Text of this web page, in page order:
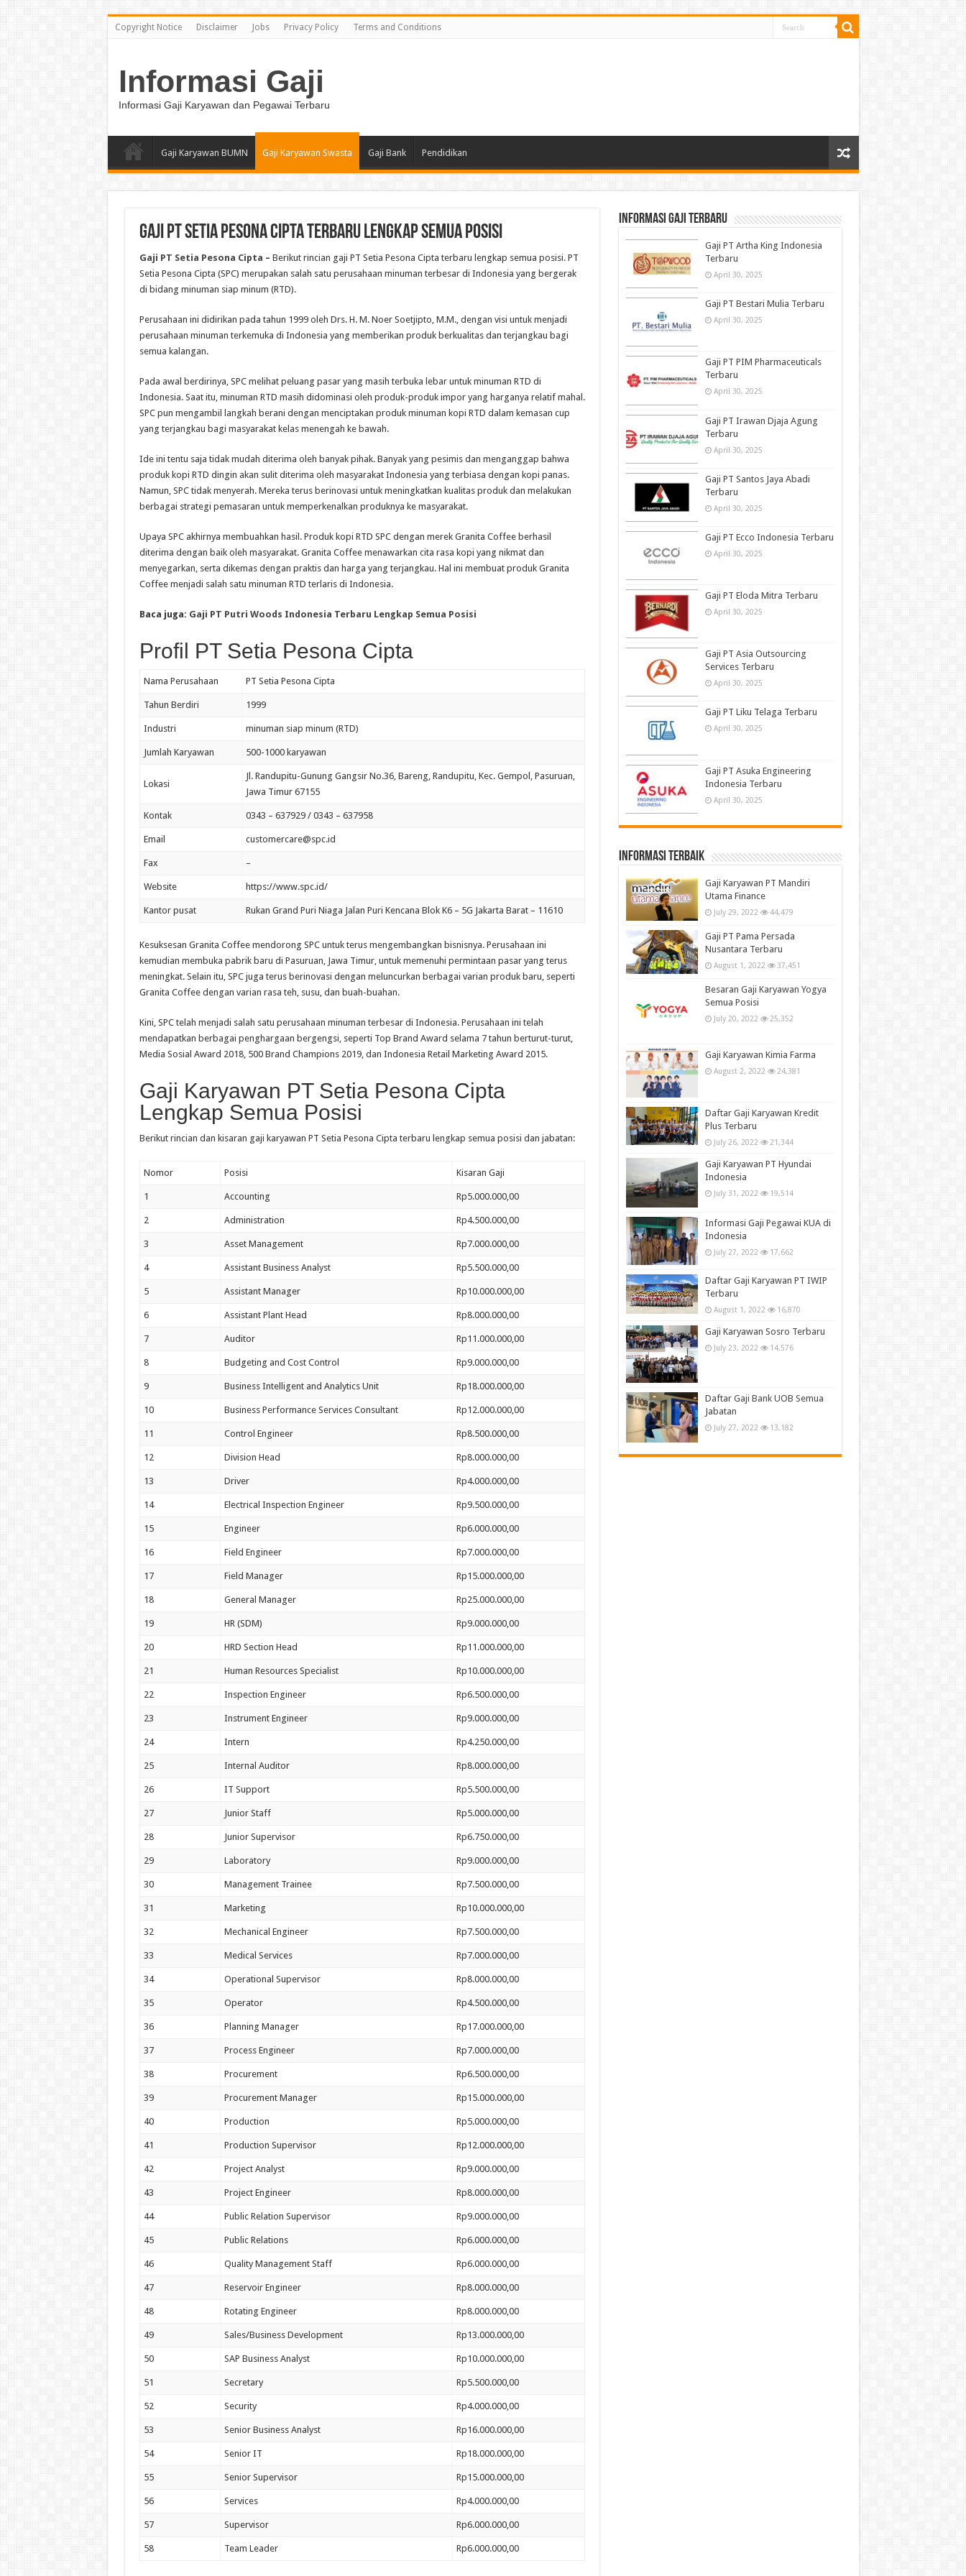
Copyright Notice Disclaimer Jobs Privacy Policy Terms and Conditions
Informasi Gaji
Informasi Gaji Karyawan dan Pegawai Terbaru
Gaji Karyawan BUMN Gaji Karyawan Swasta Gaji Bank Pendidikan
Gaji PT Setia Pesona Cipta Terbaru Lengkap Semua Posisi
Gaji PT Setia Pesona Cipta – Berikut rincian gaji PT Setia Pesona Cipta terbaru lengkap semua posisi. PT
Setia Pesona Cipta (SPC) merupakan salah satu perusahaan minuman terbesar di Indonesia yang bergerak
di bidang minuman siap minum (RTD).
Perusahaan ini didirikan pada tahun 1999 oleh Drs. H. M. Noer Soetjipto, M.M., dengan visi untuk menjadi
perusahaan minuman terkemuka di Indonesia yang memberikan produk berkualitas dan terjangkau bagi
semua kalangan.
Pada awal berdirinya, SPC melihat peluang pasar yang masih terbuka lebar untuk minuman RTD di
Indonesia. Saat itu, minuman RTD masih didominasi oleh produk-produk impor yang harganya relatif mahal.
SPC pun mengambil langkah berani dengan menciptakan produk minuman kopi RTD dalam kemasan cup
yang terjangkau bagi masyarakat kelas menengah ke bawah.
Ide ini tentu saja tidak mudah diterima oleh banyak pihak. Banyak yang pesimis dan menganggap bahwa
produk kopi RTD dingin akan sulit diterima oleh masyarakat Indonesia yang terbiasa dengan kopi panas.
Namun, SPC tidak menyerah. Mereka terus berinovasi untuk meningkatkan kualitas produk dan melakukan
berbagai strategi pemasaran untuk memperkenalkan produknya ke masyarakat.
Upaya SPC akhirnya membuahkan hasil. Produk kopi RTD SPC dengan merek Granita Coffee berhasil
diterima dengan baik oleh masyarakat. Granita Coffee menawarkan cita rasa kopi yang nikmat dan
menyegarkan, serta dikemas dengan praktis dan harga yang terjangkau. Hal ini membuat produk Granita
Coffee menjadi salah satu minuman RTD terlaris di Indonesia.
Baca juga: Gaji PT Putri Woods Indonesia Terbaru Lengkap Semua Posisi
Profil PT Setia Pesona Cipta
Nama Perusahaan PT Setia Pesona Cipta
Tahun Berdiri 1999
Industri minuman siap minum (RTD)
Jumlah Karyawan 500-1000 karyawan
Lokasi
Jl. Randupitu-Gunung Gangsir No.36, Bareng, Randupitu, Kec. Gempol, Pasuruan,
Jawa Timur 67155
Kontak 0343 – 637929 / 0343 – 637958
Email customercare@spc.id
Fax –
Website https://www.spc.id/
Kantor pusat Rukan Grand Puri Niaga Jalan Puri Kencana Blok K6 – 5G Jakarta Barat – 11610
Kesuksesan Granita Coffee mendorong SPC untuk terus mengembangkan bisnisnya. Perusahaan ini
kemudian membuka pabrik baru di Pasuruan, Jawa Timur, untuk memenuhi permintaan pasar yang terus
meningkat. Selain itu, SPC juga terus berinovasi dengan meluncurkan berbagai varian produk baru, seperti
Granita Coffee dengan varian rasa teh, susu, dan buah-buahan.
Kini, SPC telah menjadi salah satu perusahaan minuman terbesar di Indonesia. Perusahaan ini telah
mendapatkan berbagai penghargaan bergengsi, seperti Top Brand Award selama 7 tahun berturut-turut,
Media Sosial Award 2018, 500 Brand Champions 2019, dan Indonesia Retail Marketing Award 2015.
Gaji Karyawan PT Setia Pesona Cipta
Lengkap Semua Posisi
Berikut rincian dan kisaran gaji karyawan PT Setia Pesona Cipta terbaru lengkap semua posisi dan jabatan:
Nomor Posisi Kisaran Gaji
1 Accounting Rp5.000.000,00
2 Administration Rp4.500.000,00
3 Asset Management Rp7.000.000,00
4 Assistant Business Analyst Rp5.500.000,00
5 Assistant Manager Rp10.000.000,00
6 Assistant Plant Head Rp8.000.000,00
7 Auditor Rp11.000.000,00
8 Budgeting and Cost Control Rp9.000.000,00
9 Business Intelligent and Analytics Unit Rp18.000.000,00
10 Business Performance Services Consultant Rp12.000.000,00
11 Control Engineer Rp8.500.000,00
12 Division Head Rp8.000.000,00
13 Driver Rp4.000.000,00
14 Electrical Inspection Engineer Rp9.500.000,00
15 Engineer Rp6.000.000,00
16 Field Engineer Rp7.000.000,00
17 Field Manager Rp15.000.000,00
18 General Manager Rp25.000.000,00
19 HR (SDM) Rp9.000.000,00
20 HRD Section Head Rp11.000.000,00
21 Human Resources Specialist Rp10.000.000,00
22 Inspection Engineer Rp6.500.000,00
23 Instrument Engineer Rp9.000.000,00
24 Intern Rp4.250.000,00
25 Internal Auditor Rp8.000.000,00
26 IT Support Rp5.500.000,00
27 Junior Staff Rp5.000.000,00
28 Junior Supervisor Rp6.750.000,00
29 Laboratory Rp9.000.000,00
30 Management Trainee Rp7.500.000,00
31 Marketing Rp10.000.000,00
32 Mechanical Engineer Rp7.500.000,00
33 Medical Services Rp7.000.000,00
34 Operational Supervisor Rp8.000.000,00
35 Operator Rp4.500.000,00
36 Planning Manager Rp17.000.000,00
37 Process Engineer Rp7.000.000,00
38 Procurement Rp6.500.000,00
39 Procurement Manager Rp15.000.000,00
40 Production Rp5.000.000,00
41 Production Supervisor Rp12.000.000,00
42 Project Analyst Rp9.000.000,00
43 Project Engineer Rp8.000.000,00
44 Public Relation Supervisor Rp9.000.000,00
45 Public Relations Rp6.000.000,00
46 Quality Management Staff Rp6.000.000,00
47 Reservoir Engineer Rp8.000.000,00
48 Rotating Engineer Rp8.000.000,00
49 Sales/Business Development Rp13.000.000,00
50 SAP Business Analyst Rp10.000.000,00
51 Secretary Rp5.500.000,00
52 Security Rp4.000.000,00
53 Senior Business Analyst Rp16.000.000,00
54 Senior IT Rp18.000.000,00
55 Senior Supervisor Rp15.000.000,00
56 Services Rp4.000.000,00
57 Supervisor Rp6.000.000,00
58 Team Leader Rp6.000.000,00
informasi gaji terbaru
Gaji PT Artha King Indonesia
Terbaru
April 30, 2025
Gaji PT Bestari Mulia Terbaru
April 30, 2025
Gaji PT PIM Pharmaceuticals
Terbaru
April 30, 2025
Gaji PT Irawan Djaja Agung
Terbaru
April 30, 2025
Gaji PT Santos Jaya Abadi
Terbaru
April 30, 2025
Gaji PT Ecco Indonesia Terbaru
April 30, 2025
Gaji PT Eloda Mitra Terbaru
April 30, 2025
Gaji PT Asia Outsourcing
Services Terbaru
April 30, 2025
Gaji PT Liku Telaga Terbaru
April 30, 2025
Gaji PT Asuka Engineering
Indonesia Terbaru
April 30, 2025
informasi terbaik
Gaji Karyawan PT Mandiri
Utama Finance
July 29, 2022 44,479
Gaji PT Pama Persada
Nusantara Terbaru
August 1, 2022 37,451
Besaran Gaji Karyawan Yogya
Semua Posisi
July 20, 2022 25,352
Gaji Karyawan Kimia Farma
August 2, 2022 24,381
Daftar Gaji Karyawan Kredit
Plus Terbaru
July 26, 2022 21,344
Gaji Karyawan PT Hyundai
Indonesia
July 31, 2022 19,514
Informasi Gaji Pegawai KUA di
Indonesia
July 27, 2022 17,662
Daftar Gaji Karyawan PT IWIP
Terbaru
August 1, 2022 16,870
Gaji Karyawan Sosro Terbaru
July 23, 2022 14,576
Daftar Gaji Bank UOB Semua
Jabatan
July 27, 2022 13,182